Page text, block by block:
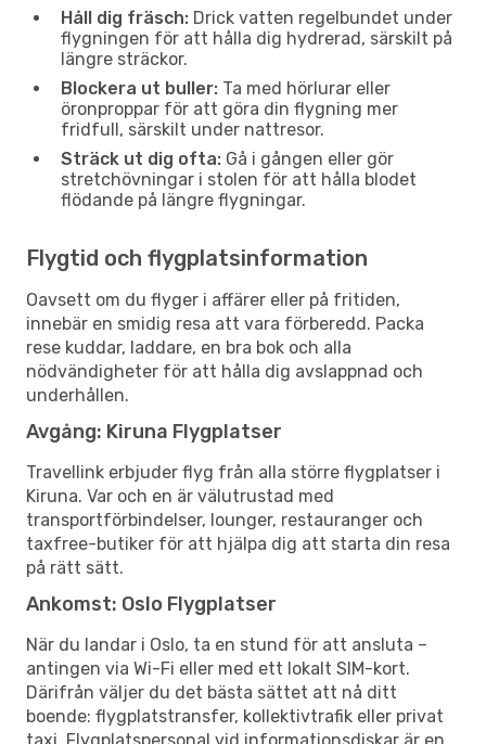
Håll dig fräsch: Drick vatten regelbundet under
flygningen för att hålla dig hydrerad, särskilt på
längre sträckor.
Blockera ut buller: Ta med hörlurar eller
öronproppar för att göra din flygning mer
fridfull, särskilt under nattresor.
Sträck ut dig ofta: Gå i gången eller gör
stretchövningar i stolen för att hålla blodet
flödande på längre flygningar.
Flygtid och flygplatsinformation
Oavsett om du flyger i affärer eller på fritiden,
innebär en smidig resa att vara förberedd. Packa
rese kuddar, laddare, en bra bok och alla
nödvändigheter för att hålla dig avslappnad och
underhållen.
Avgång: Kiruna Flygplatser
Travellink erbjuder flyg från alla större flygplatser i
Kiruna. Var och en är välutrustad med
transportförbindelser, lounger, restauranger och
taxfree-butiker för att hjälpa dig att starta din resa
på rätt sätt.
Ankomst: Oslo Flygplatser
När du landar i Oslo, ta en stund för att ansluta –
antingen via Wi-Fi eller med ett lokalt SIM-kort.
Därifrån väljer du det bästa sättet att nå ditt
boende: flygplatstransfer, kollektivtrafik eller privat